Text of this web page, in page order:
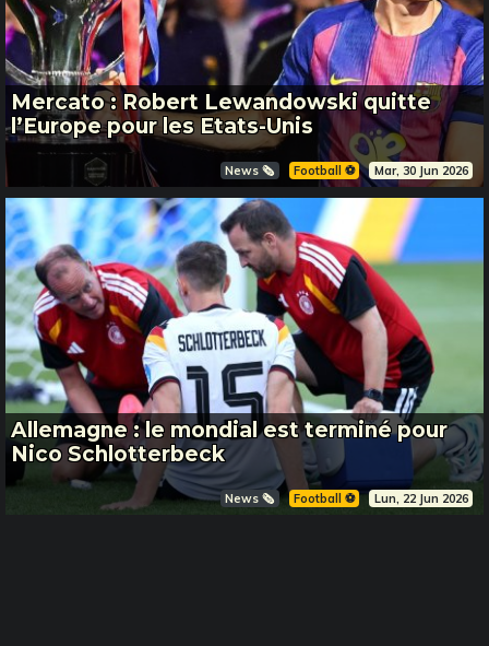
Mercato : Robert Lewandowski quitte
l’Europe pour les Etats-Unis
News 🗞️ Football ⚽️ Mar, 30 Jun 2026
Allemagne : le mondial est terminé pour
Nico Schlotterbeck
News 🗞️ Football ⚽️ Lun, 22 Jun 2026